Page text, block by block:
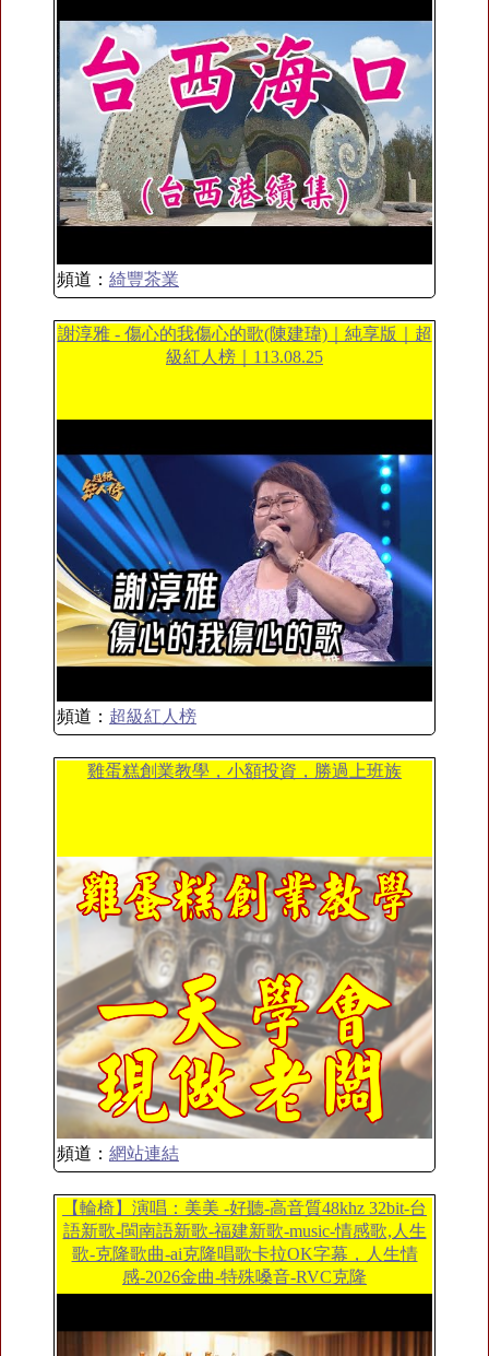
頻道： 綺豐茶業
謝淳雅 - 傷心的我傷心的歌(陳建瑋)｜純享版｜超
級紅人榜｜113.08.25
頻道： 超級紅人榜
雞蛋糕創業教學，小額投資，勝過上班族
頻道： 網站連結
【輪椅】演唱：美美 -好聽-高音質48khz 32bit-台
語新歌-閩南語新歌-福建新歌-music-情感歌,人生
歌-克隆歌曲-ai克隆唱歌卡拉OK字幕，人生情
感-2026金曲-特殊嗓音-RVC克隆